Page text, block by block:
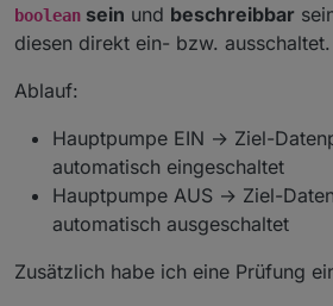
boolean sein und beschreibbar
diesen direkt ein- bzw. ausschaltet.
Ablauf:
Hauptpumpe EIN → Ziel-
automatisch eingeschaltet
Hauptpumpe AUS → Ziel-
automatisch ausgeschaltet
Zusätzlich habe ich eine Prüfung